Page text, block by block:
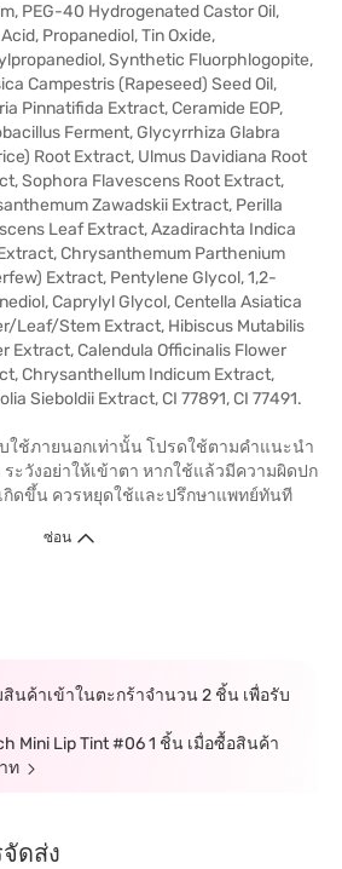
PEG-40 Hydrogenated Castor Oil,
Propanediol, Tin Oxide,
Synthetic Fluorphlogopite,
Campestris (Rapeseed) Seed Oil,
Pinnatifida Extract, Ceramide EOP,
Ferment, Glycyrrhiza Glabra
Root Extract, Ulmus Davidiana Root
Sophora Flavescens Root Extract,
Zawadskii Extract, Perilla
Leaf Extract, Azadirachta Indica
Chrysanthemum Parthenium
Extract, Pentylene Glycol, 1,2-
Caprylyl Glycol, Centella Asiatica
Leaf/Stem Extract, Hibiscus Mutabilis
Extract, Calendula Officinalis Flower
Chrysanthellum Indicum Extract,
Sieboldii Extract, CI 77891, CI 77491.
ใช้ภายนอกเท่านั้น โปรดใช้ตามคำแนะนำ
ะวังอย่าให้เข้าตา หากใช้แล้วมีความผิดปก
กิดขึ้น ควรหยุดใช้และปรึกษาแพทย์ทันที
ซ่อน
นค้าเข้าในตะกร้าจำนวน 2 ชิ้น เพื่อรับ
Mini Lip Tint #06 1 ชิ้น เมื่อซื้อสินค้า
ท
ดส่ง